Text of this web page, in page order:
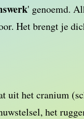
' genoemd.
Het brengt je
uit het cranium
het